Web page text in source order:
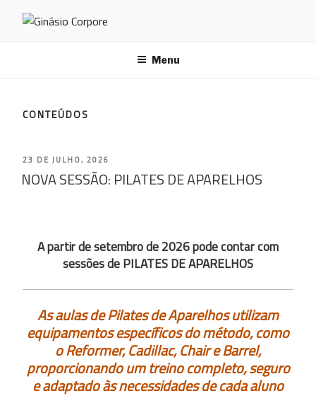
Menu
CONTEÚDOS
PUBLICADO
EM
23 DE JULHO, 2026
NOVA SESSÃO: PILATES DE APARELHOS
A partir de setembro de 2026 pode contar com
sessões de PILATES DE APARELHOS
As aulas de Pilates de Aparelhos utilizam
equipamentos específicos do método, como
o Reformer, Cadillac, Chair e Barrel,
proporcionando um treino completo, seguro
e adaptado às necessidades de cada aluno